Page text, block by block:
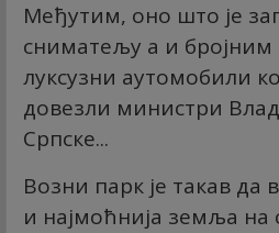
Међутим, оно што је
сниматељу а и
луксузни аутомобили
довезли министри
Српске...
Возни парк је такав да
и најмоћнија земља на